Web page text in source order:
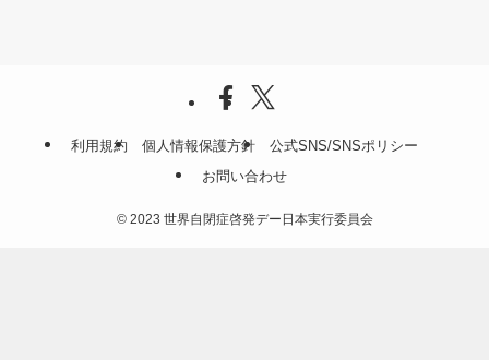
利用規約 個人情報保護方針
公式SNS/SNSポリシー
お問い合わせ
©2023 世界自閉症啓発デー日本実行委員会